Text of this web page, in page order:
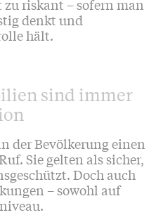
riskant – sofern man
denkt und
hält.
sind immer
der Bevölkerung einen
Sie gelten als sicher,
Doch auch
– sowohl auf